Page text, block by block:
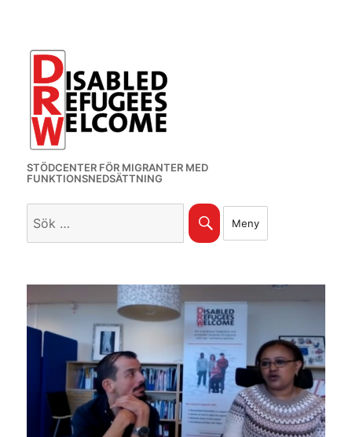
STÖDCENTER FÖR MIGRANTER MED
FUNKTIONSNEDSÄTTNING
SökMeny